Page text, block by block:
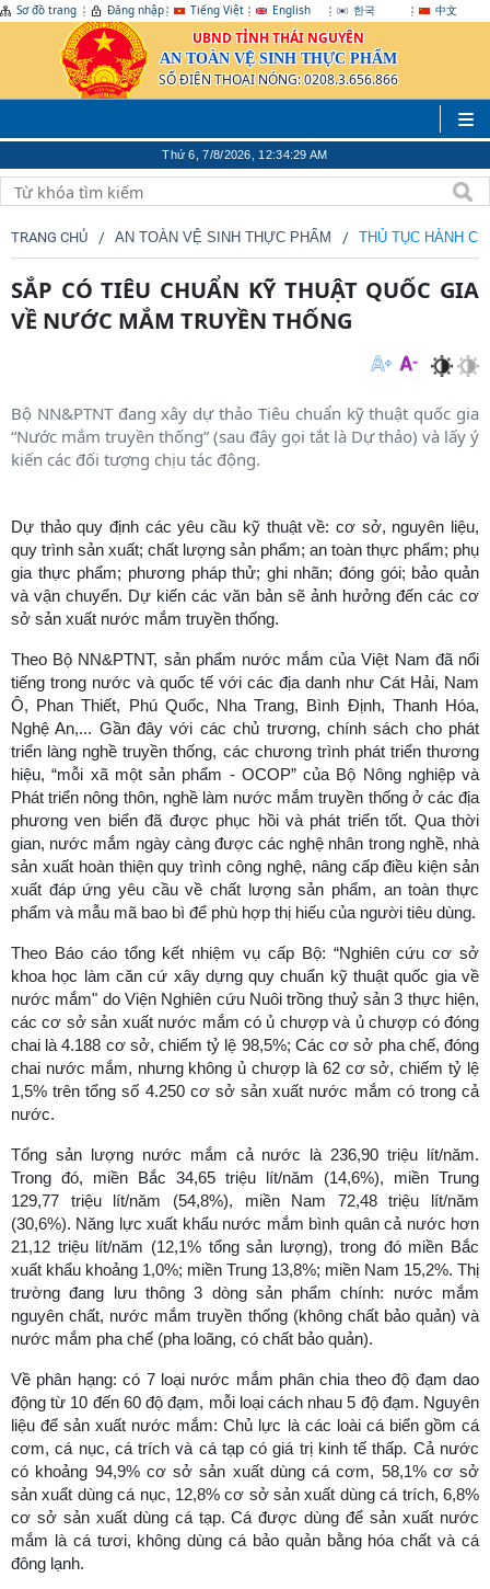
Sơ đồ trang Đăng nhập Tiếng Việt English 한국 中文
UBND TỈNH THÁI NGUYÊN
AN TOÀN VỆ SINH THỰC PHẨM
SỐ ĐIỆN THOẠI NÓNG: 0208.3.656.866
Thứ 6, 7/8/2026, 12:34:29 AM
TRANG CHỦ AN TOÀN VỆ SINH THỰC PHẨM THỦ TỤC HÀNH
SẮP CÓ TIÊU CHUẨN KỸ THUẬT QUỐC GIA
VỀ NƯỚC MẮM TRUYỀN THỐNG
Bộ NN&PTNT đang xây dự thảo Tiêu chuẩn kỹ thuật quốc gia
“Nước mắm truyền thống” (sau đây gọi tắt là Dự thảo) và lấy ý
kiến các đối tượng chịu tác động.
Dự thảo quy định các yêu cầu kỹ thuật về: cơ sở, nguyên liệu,
quy trình sản xuất; chất lượng sản phẩm; an toàn thực phẩm; phụ
gia thực phẩm; phương pháp thử; ghi nhãn; đóng gói; bảo quản
và vận chuyển. Dự kiến các văn bản sẽ ảnh hưởng đến các cơ
sở sản xuất nước mắm truyền thống.
Theo Bộ NN&PTNT, sản phẩm nước mắm của Việt Nam đã nổi
tiếng trong nước và quốc tế với các địa danh như Cát Hải, Nam
Ô, Phan Thiết, Phú Quốc, Nha Trang, Bình Định, Thanh Hóa,
Nghệ An,... Gần đây với các chủ trương, chính sách cho phát
triển làng nghề truyền thống, các chương trình phát triển thương
hiệu, “mỗi xã một sản phẩm - OCOP” của Bộ Nông nghiệp và
Phát triển nông thôn, nghề làm nước mắm truyền thống ở các địa
phương ven biển đã được phục hồi và phát triển tốt. Qua thời
gian, nước mắm ngày càng được các nghệ nhân trong nghề, nhà
sản xuất hoàn thiện quy trình công nghệ, nâng cấp điều kiện sản
xuất đáp ứng yêu cầu về chất lượng sản phẩm, an toàn thực
phẩm và mẫu mã bao bì để phù hợp thị hiếu của người tiêu dùng.
Theo Báo cáo tổng kết nhiệm vụ cấp Bộ: “Nghiên cứu cơ sở
khoa học làm căn cứ xây dựng quy chuẩn kỹ thuật quốc gia về
nước mắm" do Viện Nghiên cứu Nuôi trồng thuỷ sản 3 thực hiện,
các cơ sở sản xuất nước mắm có ủ chượp và ủ chượp có đóng
chai là 4.188 cơ sở, chiếm tỷ lệ 98,5%; Các cơ sở pha chế, đóng
chai nước mắm, nhưng không ủ chượp là 62 cơ sở, chiếm tỷ lệ
1,5% trên tổng số 4.250 cơ sở sản xuất nước mắm có trong cả
nước.
Tổng sản lượng nước mắm cả nước là 236,90 triệu lít/năm.
Trong đó, miền Bắc 34,65 triệu lít/năm (14,6%), miền Trung
129,77 triệu lít/năm (54,8%), miền Nam 72,48 triệu lít/năm
(30,6%). Năng lực xuất khẩu nước mắm bình quân cả nước hơn
21,12 triệu lít/năm (12,1% tổng sản lượng), trong đó miền Bắc
xuất khẩu khoảng 1,0%; miền Trung 13,8%; miền Nam 15,2%. Thị
trường đang lưu thông 3 dòng sản phẩm chính: nước mắm
nguyên chất, nước mắm truyền thống (không chất bảo quản) và
nước mắm pha chế (pha loãng, có chất bảo quản).
Về phân hạng: có 7 loại nước mắm phân chia theo độ đạm dao
động từ 10 đến 60 độ đạm, mỗi loại cách nhau 5 độ đạm. Nguyên
liệu để sản xuất nước mắm: Chủ lực là các loài cá biển gồm cá
cơm, cá nục, cá trích và cá tạp có giá trị kinh tế thấp. Cả nước
có khoảng 94,9% cơ sở sản xuất dùng cá cơm, 58,1% cơ sở
sản xuẩt dùng cá nục, 12,8% cơ sở sản xuất dùng cá trích, 6,8%
cơ sở sản xuất dùng cá tạp. Cá được dùng để sản xuất nước
mắm là cá tươi, không dùng cá bảo quản bằng hóa chất và cá
đông lạnh.